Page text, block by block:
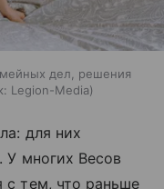
дел, решения
Legion-Media
для них
У многих Весов
с тем, что раньше